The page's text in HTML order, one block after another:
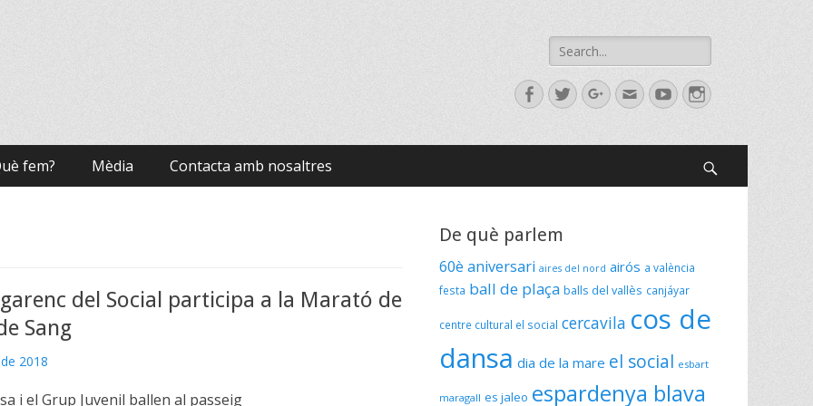
Search
for:
Facebook
TwitterGoogleplus
EmailYouTubeInstagram
fem? Mèdia Contacta amb nosaltres
del Social participa a la Marató de
Sang
2018
i el Grup Juvenil ballen al passeig
De què parlem
60è aniversari aires del nord airós a valència
festa ball de plaça balls del vallès canjáyar
centre cultural el social cercavila cos de
dansa dia de la mare el social esbart
maragall es jaleo espardenya blava